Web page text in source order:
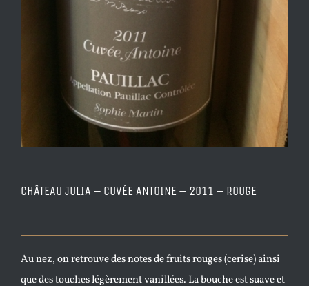
CHÂTEAU JULIA – CUVÉE ANTOINE – 2011 – ROUGE
Au nez, on retrouve des notes de fruits rouges (cerise) ainsi
que des touches légèrement vanillées. La bouche est suave et